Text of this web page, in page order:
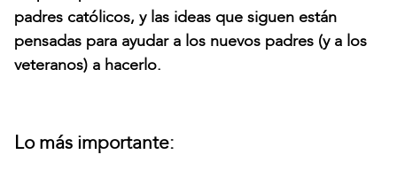
padres católicos, y las ideas que siguen están
pensadas para ayudar a los nuevos padres (y a los
veteranos) a hacerlo.
Lo más importante: